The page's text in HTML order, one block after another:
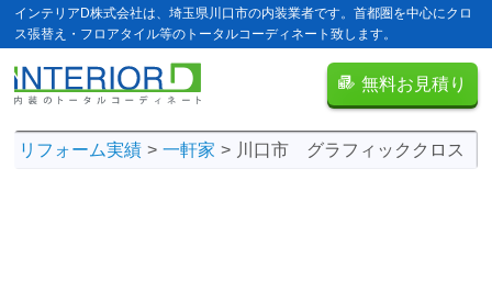
インテリアD株式会社は、埼玉県川口市の内装業者です。首都圏を中心にクロ
ス張替え・フロアタイル等のトータルコーディネート致します。
無料お見積り
リフォーム実績 一軒家 川口市 グラフィッククロス